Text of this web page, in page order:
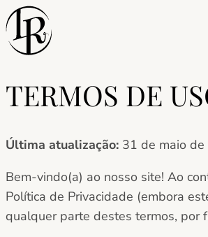
Pular
para
TERMOS DE
Última atualização: 31 de maio
Bem-vindo(a) ao nosso site! Ao
Política de Privacidade (embora
qualquer parte destes termos, por